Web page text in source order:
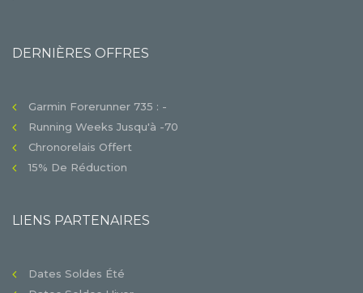
DERNIÈRES OFFRES
Garmin Forerunner 735 : -
Running Weeks Jusqu'à -70
Chronorelais Offert
15% De Réduction
LIENS PARTENAIRES
Dates Soldes Été